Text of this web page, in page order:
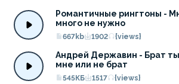
Романтичные рингтоны -
много не нужно
667kb 1902 {views}
Андрей Державин - Брат ты
мне или не брат
545КБ 1517 {views}